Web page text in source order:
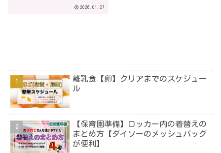
2026.01.27
離乳食【卵】クリアまでのスケジュー
ル
【保育園準備】ロッカー内の着替えの
まとめ方【ダイソーのメッシュバッグ
が便利】